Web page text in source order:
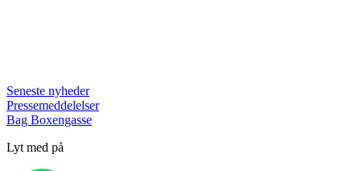
Seneste nyheder
Pressemeddelelser
Bag Boxengasse
Lyt med på